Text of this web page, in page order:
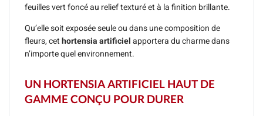
feuilles vert foncé au relief texturé et à la finition brillante.
Qu’elle soit exposée seule ou dans une composition de
fleurs, cet hortensia artificiel apportera du charme dans
n’importe quel environnement.
UN HORTENSIA ARTIFICIEL HAUT DE
GAMME CONÇU POUR DURER